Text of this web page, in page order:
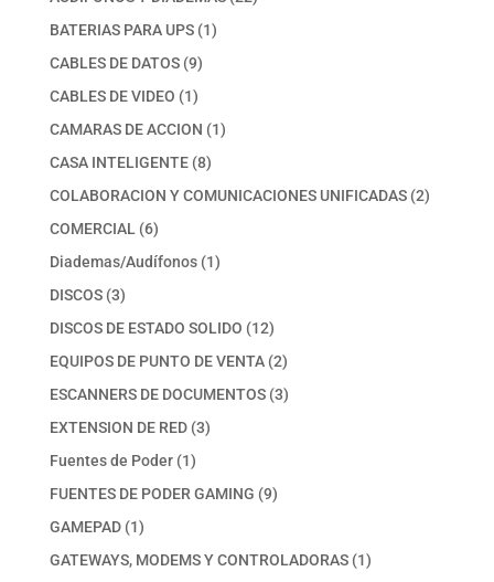
BATERIAS PARA UPS 11
CABLES DE DATOS 99
productos
CABLES DE VIDEO 11
producto
CAMARAS DE ACCION 11
CASA INTELIGENTE 88
productos
COLABORACION Y COMUNICACIONES UNIFICADAS 22
COMERCIAL 66
productos
Diademas/Audífonos 11
DISCOS 33
productos
DISCOS DE ESTADO SOLIDO 1212
productos
EQUIPOS DE PUNTO DE VENTA 22
productos
ESCANNERS DE DOCUMENTOS 33
EXTENSION DE RED 33
Fuentes de Poder 11
producto
FUENTES DE PODER GAMING 99
GAMEPAD 11
producto
GATEWAYS, MODEMS Y CONTROLADORAS 11